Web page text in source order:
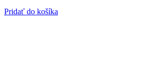
Pridať do košíka